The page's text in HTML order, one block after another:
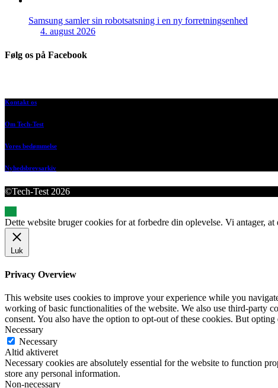
Samsung samler sin robotsatsning i en ny forretningsenhed
4. august 2026
Følg os på Facebook
Kontakt os
Om Tech-Test
Vores bedømmelse
Nyhedsbrevsarkiv
©Tech-Test 2026
Dette website bruger cookies for at forbedre din oplevelse. Vi antager,
Luk
Privacy Overview
This website uses cookies to improve your experience while you
working of basic functionalities of the website. We also use third-party
consent. You also have the option to opt-out of these cookies. But
Necessary
Necessary
Altid aktiveret
Necessary cookies are absolutely essential for the website to function
store any personal information.
Non-necessary